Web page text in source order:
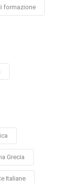
formazione
Grecia
Italiane